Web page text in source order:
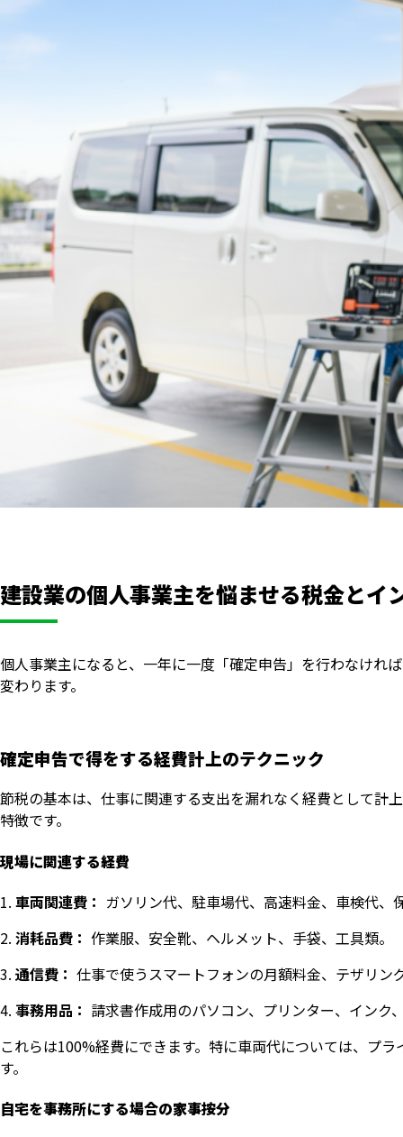
建設業の個人事業主を悩ませる税金とイ
個人事業主になると、一年に一度「確定申告」を行わなけれ
変わります。
確定申告で得をする経費計上のテクニック
節税の基本は、仕事に関連する支出を漏れなく経費として計
特徴です。
現場に関連する経費
車両関連費： ガソリン代、駐車場代、高速料金、車検代、
消耗品費： 作業服、安全靴、ヘルメット、手袋、工具類。
通信費： 仕事で使うスマートフォンの月額料金、テザリン
事務用品： 請求書作成用のパソコン、プリンター、インク
これらは100%経費にできます。特に車両代については、プ
す。
自宅を事務所にする場合の家事按分